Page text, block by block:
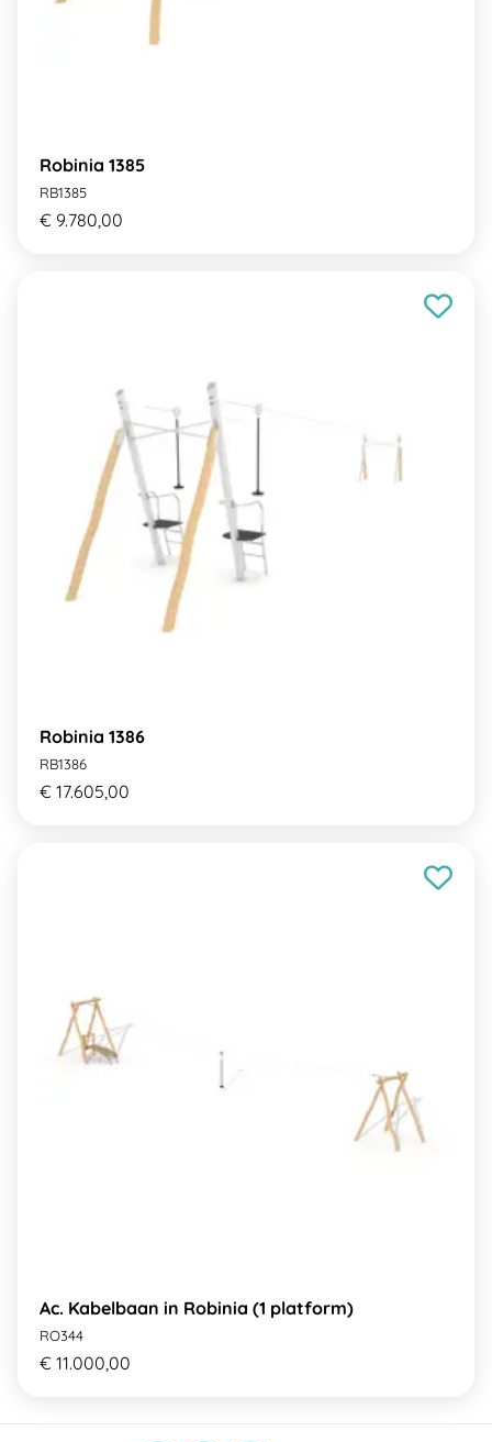
Robinia 1385
RB1385
€ 9.780,00
Robinia 1386
RB1386
€ 17.605,00
Ac. Kabelbaan in Robinia (1 platform)
RO344
€ 11.000,00